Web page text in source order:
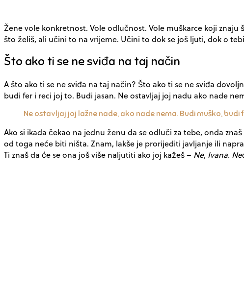
Žene vole konkretnost. Vole odlučnost. Vole muškarce koji
što želiš, ali učini to na vrijeme. Učini to dok se još ljuti, dok o
Što ako ti se ne sviđa na taj način
A što ako ti se ne sviđa na taj način? Što ako ti se ne sviđa
budi fer i reci joj to. Budi jasan. Ne ostavljaj joj nadu ako nade
Ne ostavljaj joj lažne nade, ako nade nema. Budi muško,
Ako si ikada čekao na jednu ženu da se odluči za tebe, onda
od toga neće biti ništa. Znam, lakše je prorijediti javljanje ili
Ti znaš da će se ona još više naljutiti ako joj kažeš – Ne, Ivana.